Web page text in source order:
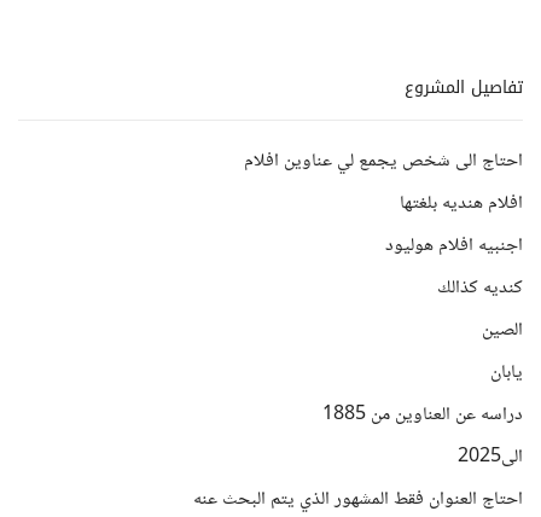
تفاصيل المشروع
احتاج الى شخص يجمع لي عناوين افلام
افلام هنديه بلغتها
اجنبيه افلام هوليود
كنديه كذالك
الصين
يابان
دراسه عن العناوين من 1885
الى2025
احتاج العنوان فقط المشهور الذي يتم البحث عنه